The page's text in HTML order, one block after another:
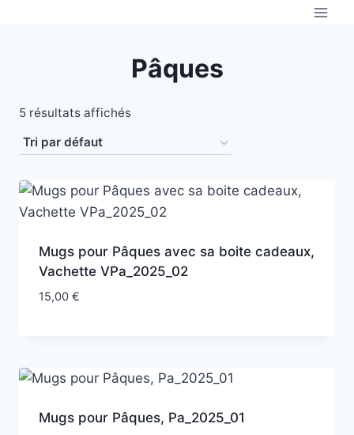
Pâques
5 résultats affichés
Mugs pour Pâques avec sa boite cadeaux,
Vachette VPa_2025_02
15,00 €
Mugs pour Pâques, Pa_2025_01